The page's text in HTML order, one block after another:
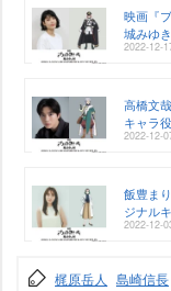
映画『
城みゆ
2022-12-
高橋文
キャラ
2022-12-
飯豊ま
ジナル
2022-12-
梶原岳人 島崎信長